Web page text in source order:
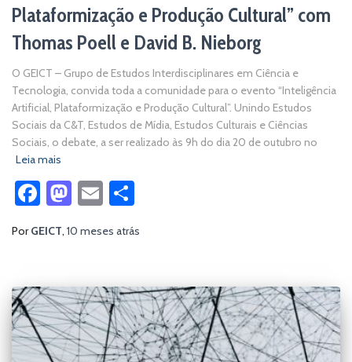
Plataformização e Produção Cultural” com
Thomas Poell e David B. Nieborg
O GEICT – Grupo de Estudos Interdisciplinares em Ciência e
Tecnologia, convida toda a comunidade para o evento “Inteligência
Artificial, Plataformização e Produção Cultural”. Unindo Estudos
Sociais da C&T, Estudos de Mídia, Estudos Culturais e Ciências
Sociais, o debate, a ser realizado às 9h do dia 20 de outubro no
Leia mais
Facebook
Mastodon
Email
PorGEICT, 10 meses atrás